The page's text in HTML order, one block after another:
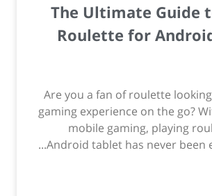
The Ultimate Guide
Roulette for
Are you a fan of roulette
gaming experience on the go?
mobile gaming, playing
Android tablet has never been